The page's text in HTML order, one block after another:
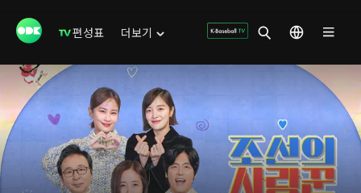
편성표 더보기